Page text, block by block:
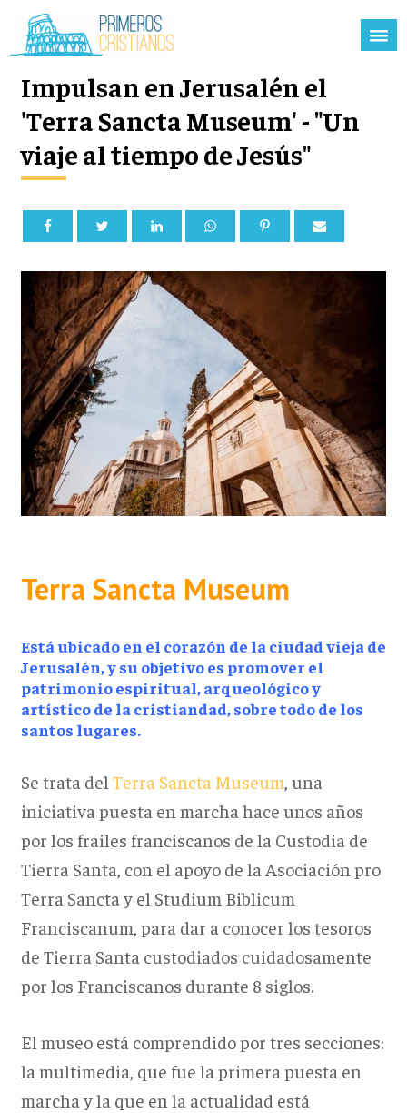
Impulsan en Jerusalén el
'Terra Sancta Museum' - "Un
viaje al tiempo de Jesús"
Terra Sancta Museum
Está ubicado en el corazón de la ciudad vieja de
Jerusalén, y su objetivo es promover el
patrimonio espiritual, arqueológico y
artístico de la cristiandad, sobre todo de los
santos lugares.
Se trata del Terra Sancta Museum, una
iniciativa puesta en marcha hace unos años
por los frailes franciscanos de la Custodia de
Tierra Santa, con el apoyo de la Asociación pro
Terra Sancta y el Studium Biblicum
Franciscanum, para dar a conocer los tesoros
de Tierra Santa custodiados cuidadosamente
por los Franciscanos durante 8 siglos.
El museo está comprendido por tres secciones:
la multimedia, que fue la primera puesta en
marcha y la que en la actualidad está